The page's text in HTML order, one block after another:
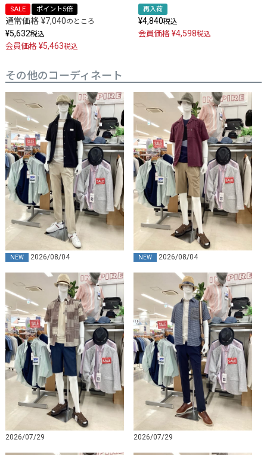
SALE ポイント5倍
通常価格 ¥7,040のところ
¥5,632税込
会員価格 ¥5,463税込
再入荷
¥4,840税込
会員価格 ¥4,598税込
その他のコーディネート
NEW 2026/08/04 NEW 2026/08/04
2026/07/29 2026/07/29